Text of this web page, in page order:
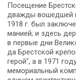
По­се­ще­ние
два­жды во­шед­шей
1918 г. был
ма­ни­ей; и здесь
в пер­вые дни
да Брест­ской
герой", а в 1971
мемориальный